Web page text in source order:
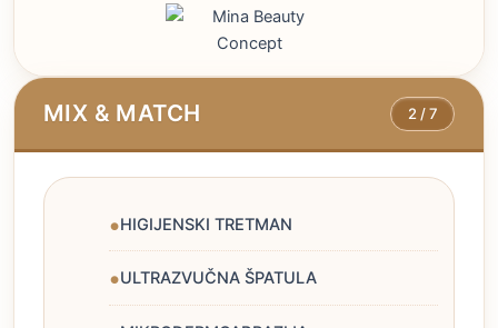
MIX & MATCH 2 / 7
HIGIJENSKI TRETMAN
ULTRAZVUČNA ŠPATULA